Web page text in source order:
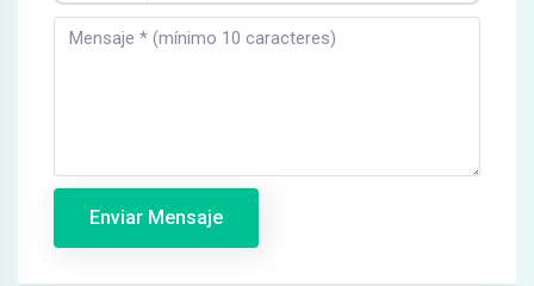
Enviar Mensaje